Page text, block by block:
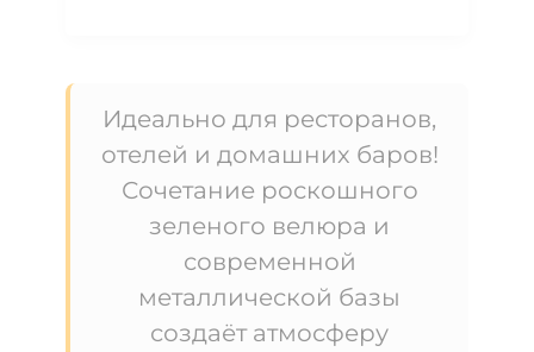
Идеально для ресторанов,
отелей и домашних баров!
Сочетание роскошного
зеленого велюра и
современной
металлической базы
создаёт атмосферу